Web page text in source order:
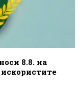
8.8. на
искористите